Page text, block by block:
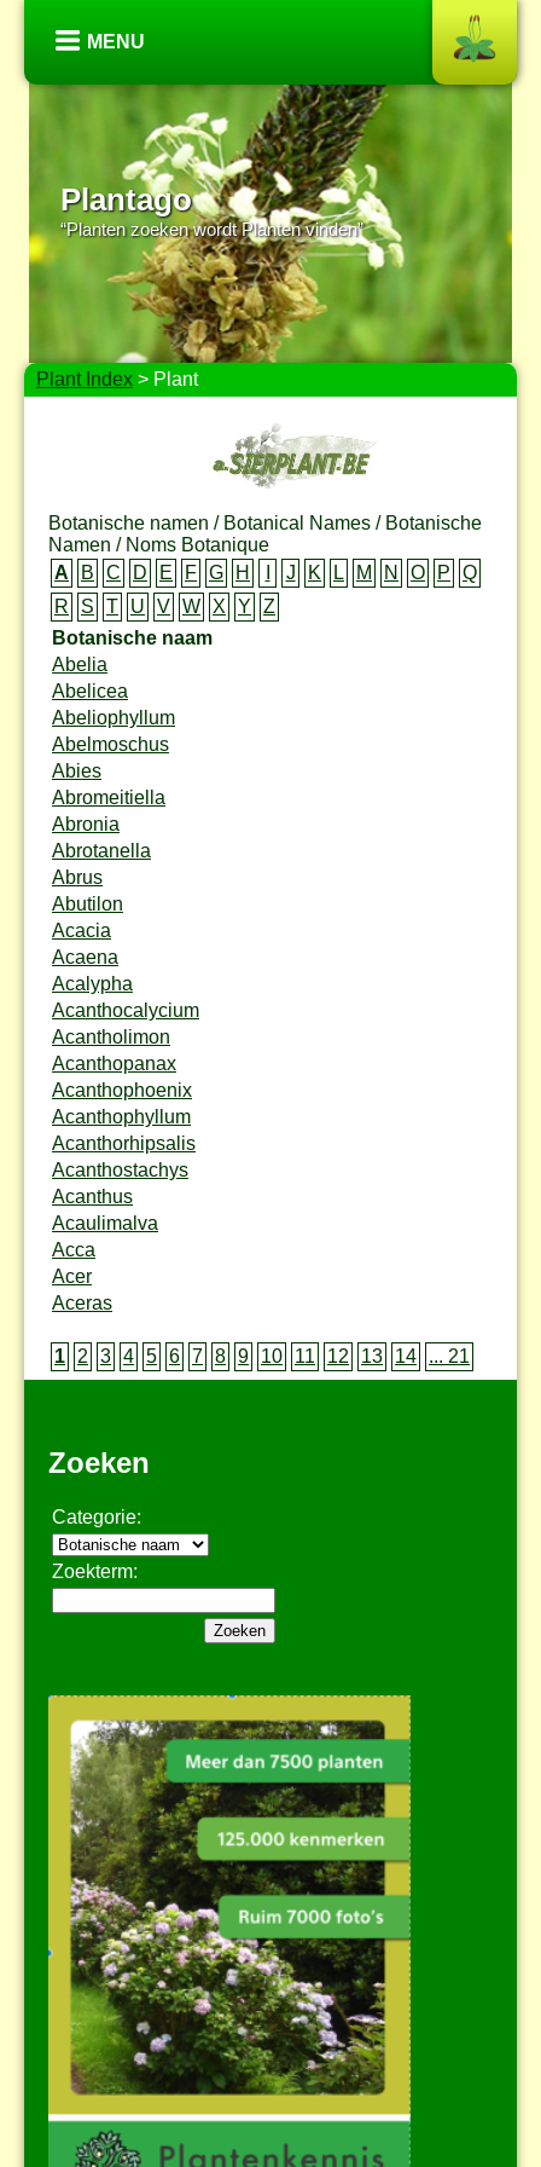
MENU
Plantago
“Planten zoeken wordt Planten vinden”
Plant Index > Plant
Botanische namen / Botanical Names / Botanische
Namen / Noms Botanique
A
B C D E F G H J K L M N O P
Q
R
S T U V W X Y
Z
Botanische naam
Abelia
Abelicea
Abeliophyllum
Abelmoschus
Abies
Abromeitiella
Abronia
Abrotanella
Abrus
Abutilon
Acacia
Acaena
Acalypha
Acanthocalycium
Acantholimon
Acanthopanax
Acanthophoenix
Acanthophyllum
Acanthorhipsalis
Acanthostachys
Acanthus
Acaulimalva
Acca
Acer
Aceras
1 2 3 4 5 6 7 8 9 10 11 12 13 14 ... 21
Zoeken
Categorie:
Zoekterm: